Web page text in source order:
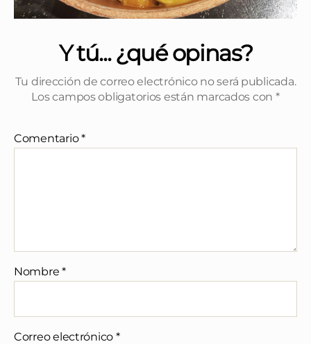
Y tú... ¿qué opinas?
Tu dirección de correo electrónico no será publicada.
Los campos obligatorios están marcados con *
Comentario*
Nombre*
Correo electrónico *